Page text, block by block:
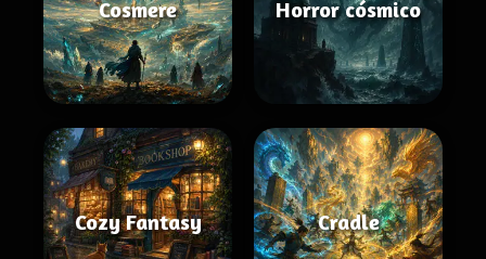
Cosmere Horror cósmico
Cozy Fantasy Cradle